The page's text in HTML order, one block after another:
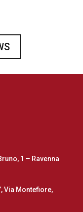
1 – Ravenna
Via Montefiore,